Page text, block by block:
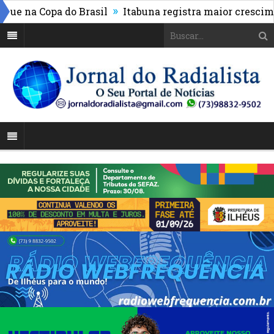
Copa do Brasil » Itabuna registra maior crescimento